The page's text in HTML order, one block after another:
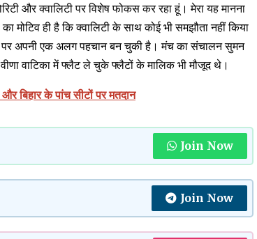
और क्वालिटी पर विशेष फोकस कर रहा हूं। मेरा यह मानना
मोटिव ही है कि क्वालिटी के साथ कोई भी समझौता नहीं किया
पर अपनी एक अलग पहचान बन चुकी है। मंच का संचालन सुमन
वाटिका में फ्लैट ले चुके फ्लैटों के मालिक भी मौजूद थे।
बिहार के पांच सीटों पर मतदान
Join Now
Join Now